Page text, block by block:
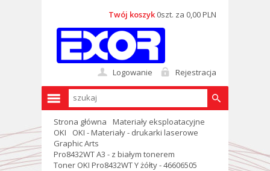
Logowanie Rejestracja
Twój koszyk 0szt. za 0,00 PLN
Strona główna
Materiały eksploatacyjne
OKI
OKI - Materiały - drukarki laserowe
Graphic Arts
Pro8432WT A3 - z białym tonerem
Toner OKI Pro8432WT Y żółty - 46606505